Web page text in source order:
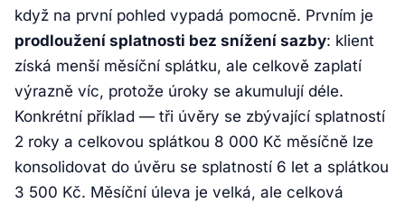
když na první pohled vypadá pomocně. Prvním je
prodloužení splatnosti bez snížení sazby: klient
získá menší měsíční splátku, ale celkově zaplatí
výrazně víc, protože úroky se akumulují déle.
Konkrétní příklad — tři úvěry se zbývající splatností
2 roky a celkovou splátkou 8 000 Kč měsíčně lze
konsolidovat do úvěru se splatností 6 let a splátkou
3 500 Kč. Měsíční úleva je velká, ale celková